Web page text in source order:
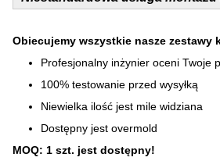
Obiecujemy wszystkie nasze zestawy
Profesjonalny inżynier oceni Twoje
100% testowanie przed wysyłką
Niewielka ilość jest mile widziana
Dostępny jest overmold
MOQ: 1 szt. jest dostępny!